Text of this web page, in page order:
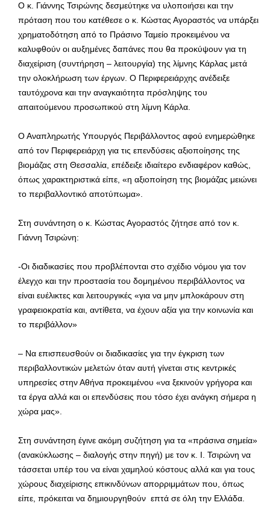
Ο κ. Γιάννης Τσιρώνης δεσμεύτηκε να υλοποιήσει και την
πρόταση που του κατέθεσε ο κ. Κώστας Αγοραστός να υπάρξει
χρηματοδότηση από το Πράσινο Ταμείο προκειμένου να
καλυφθούν οι αυξημένες δαπάνες που θα προκύψουν για τη
διαχείριση (συντήρηση – λειτουργία) της λίμνης Κάρλας μετά
την ολοκλήρωση των έργων. Ο Περιφερειάρχης ανέδειξε
ταυτόχρονα και την αναγκαιότητα πρόσληψης του
απαιτούμενου προσωπικού στη λίμνη Κάρλα.
Ο Αναπληρωτής Υπουργός Περιβάλλοντος αφού ενημερώθηκε
από τον Περιφερειάρχη για τις επενδύσεις αξιοποίησης της
βιομάζας στη Θεσσαλία, επέδειξε ιδιαίτερο ενδιαφέρον καθώς,
όπως χαρακτηριστικά είπε, «η αξιοποίηση της βιομάζας μειώνει
το περιβαλλοντικό αποτύπωμα».
Στη συνάντηση ο κ. Κώστας Αγοραστός ζήτησε από τον κ.
Γιάννη Τσιρώνη:
-Οι διαδικασίες που προβλέπονται στο σχέδιο νόμου για τον
έλεγχο και την προστασία του δομημένου περιβάλλοντος να
είναι ευέλικτες και λειτουργικές «για να μην μπλοκάρουν στη
γραφειοκρατία και, αντίθετα, να έχουν αξία για την κοινωνία και
το περιβάλλον»
– Να επισπευσθούν οι διαδικασίες για την έγκριση των
περιβαλλοντικών μελετών όταν αυτή γίνεται στις κεντρικές
υπηρεσίες στην Αθήνα προκειμένου «να ξεκινούν γρήγορα και
τα έργα αλλά και οι επενδύσεις που τόσο έχει ανάγκη σήμερα η
χώρα μας».
Στη συνάντηση έγινε ακόμη συζήτηση για τα «πράσινα σημεία»
(ανακύκλωσης – διαλογής στην πηγή) με τον κ. Ι. Τσιρώνη να
τάσσεται υπέρ του να είναι χαμηλού κόστους αλλά και για τους
χώρους διαχείρισης επικινδύνων απορριμμάτων που, όπως
είπε, πρόκειται να δημιουργηθούν επτά σε όλη την Ελλάδα.